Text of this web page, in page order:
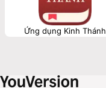
Ứng dụng Kinh Thánh